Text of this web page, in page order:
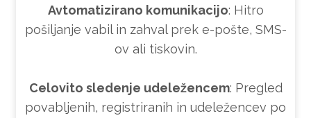
Avtomatizirano komunikacijo: Hitro
pošiljanje vabil in zahval prek e-pošte, SMS-
ov ali tiskovin.
Celovito sledenje udeležencem: Pregled
povabljenih, registriranih in udeležencev po